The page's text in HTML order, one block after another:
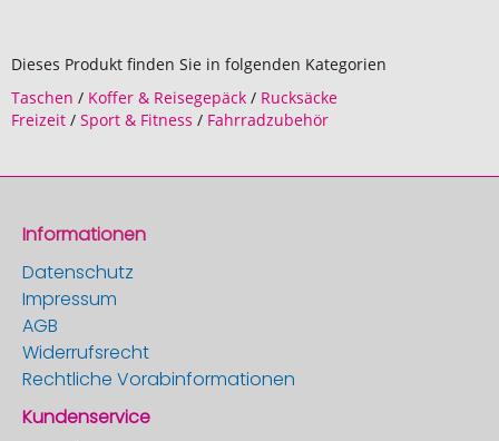
Dieses Produkt finden Sie in folgenden Kategorien
Taschen / Koffer & Reisegepäck / Rucksäcke
Freizeit / Sport & Fitness / Fahrradzubehör
Informationen
Datenschutz
Impressum
AGB
Widerrufsrecht
Rechtliche Vorabinformationen
Kundenservice